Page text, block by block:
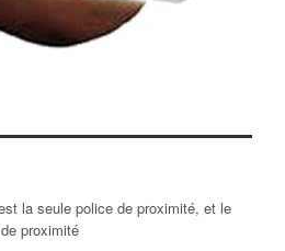
la seule police de proximité, et le
proximité